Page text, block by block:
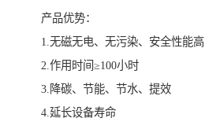
产品优势：
1.无磁无电、无污染、安全性能高
2.作用时间≥100小时
3.降碳、节能、节水、提效
4.延长设备寿命